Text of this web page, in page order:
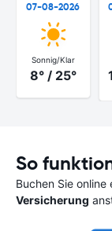
07-08-2026
Sonnig/Klar
8° / 25°
So
Buchen Sie
Versicherung